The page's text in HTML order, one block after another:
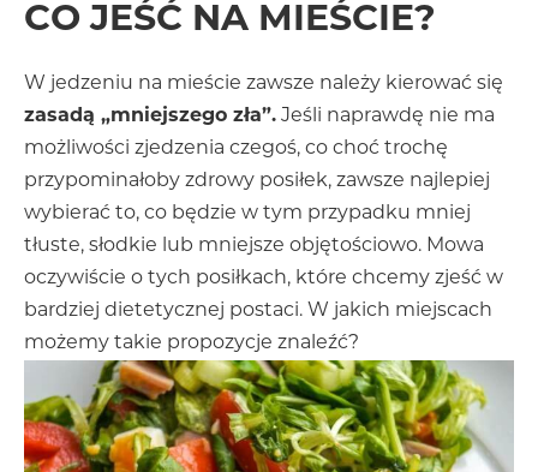
CO JEŚĆ NA MIEŚCIE?
W jedzeniu na mieście zawsze należy kierować się
zasadą „mniejszego zła”. Jeśli naprawdę nie ma
możliwości zjedzenia czegoś, co choć trochę
przypominałoby zdrowy posiłek, zawsze najlepiej
wybierać to, co będzie w tym przypadku mniej
tłuste, słodkie lub mniejsze objętościowo. Mowa
oczywiście o tych posiłkach, które chcemy zjeść w
bardziej dietetycznej postaci. W jakich miejscach
możemy takie propozycje znaleźć?